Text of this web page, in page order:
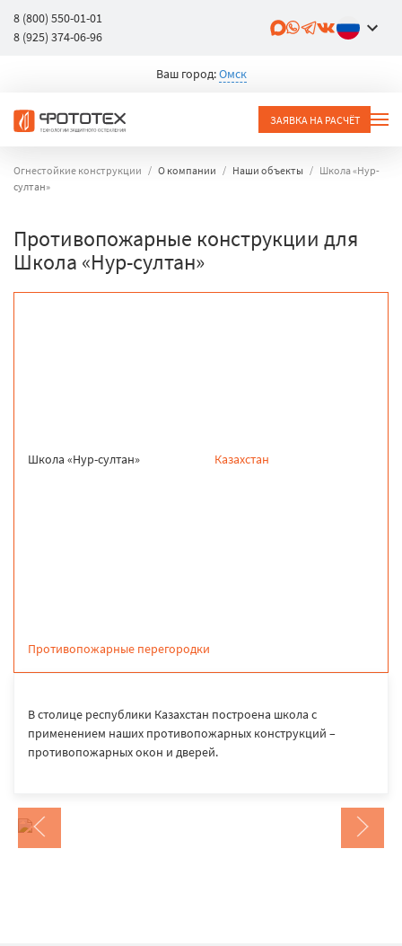
8 (800) 550-01-01
8 (925) 374-06-96
Ваш город:Омск
ЗАЯВКА НА РАСЧЁТ
Огнестойкие конструкции О компании Наши объекты
Школа «Нур-
султан»
Противопожарные конструкции для
Школа «Нур-султан»
Школа «Нур-султан» Казахстан
Противопожарные перегородки
В столице республики Казахстан построена школа с
применением наших противопожарных конструкций –
противопожарных окон и дверей.